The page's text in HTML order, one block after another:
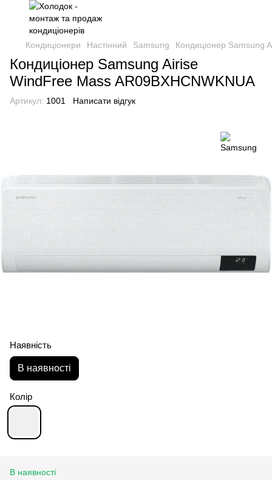
Кондиціонери Настінний Samsung Кондиціонер Samsung
Кондиціонер Samsung Airise
WindFree Mass AR09BXHCNWKNUA
Артикул: 1001 Написати відгук
Наявність
В наявності
Колір
В наявності